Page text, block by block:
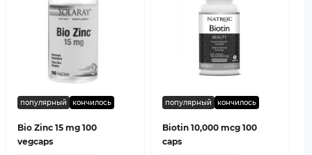
популярный кончилось
Bio Zinc 15 mg 100
vegcaps
популярный кончилось
Biotin 10,000 mcg 100
caps